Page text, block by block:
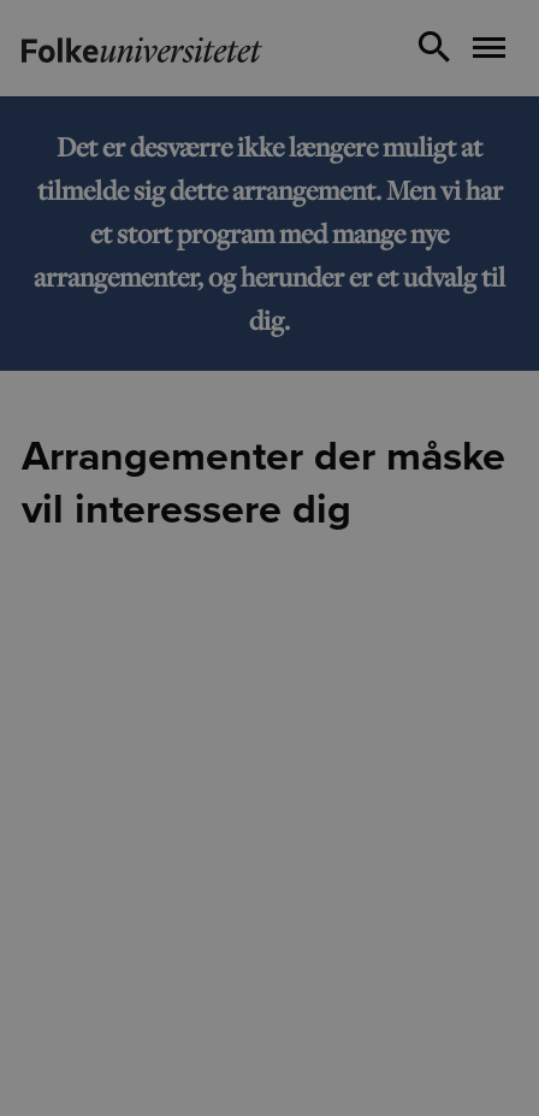
Det er desværre ikke længere muligt at
tilmelde sig dette arrangement. Men vi har
et stort program med mange nye
arrangementer, og herunder er et udvalg til
dig.
Arrangementer der måske
vil interessere dig